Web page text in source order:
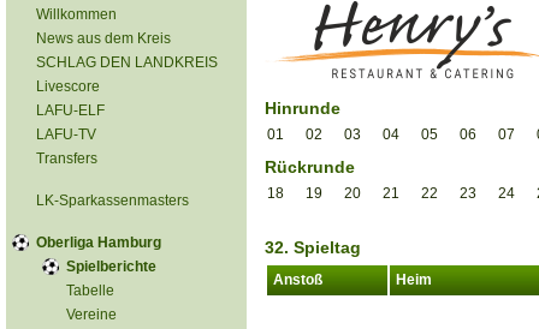
Willkommen
News aus dem Kreis
SCHLAG DEN LANDKREIS
Livescore
LAFU-ELF
LAFU-TV
Transfers
LK-Sparkassenmasters
Oberliga Hamburg
Spielberichte
Tabelle
Vereine
Hinrunde
01 02 03 04 05 06 07
Rückrunde
18 19 20 21 22 23 24
32. Spieltag
Anstoß Heim